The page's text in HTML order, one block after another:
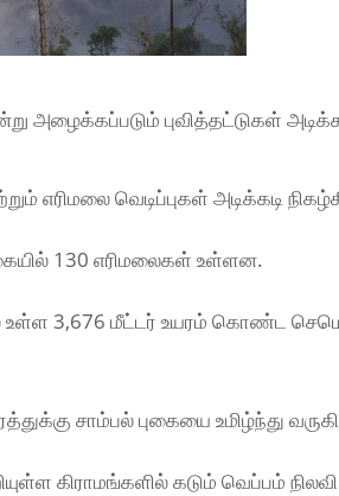
அழைக்கப்படும் புவித்தட்டுகள்
எரிமலை வெடிப்புகள் அடிக்கடி
130 எரிமலைகள் உள்ளன.
உள்ள 3,676 மீட்டர் உயரம் கொண்ட
சாம்பல் புகையை உமிழ்ந்து
கிராமங்களில் கடும் வெப்பம் நிலவி